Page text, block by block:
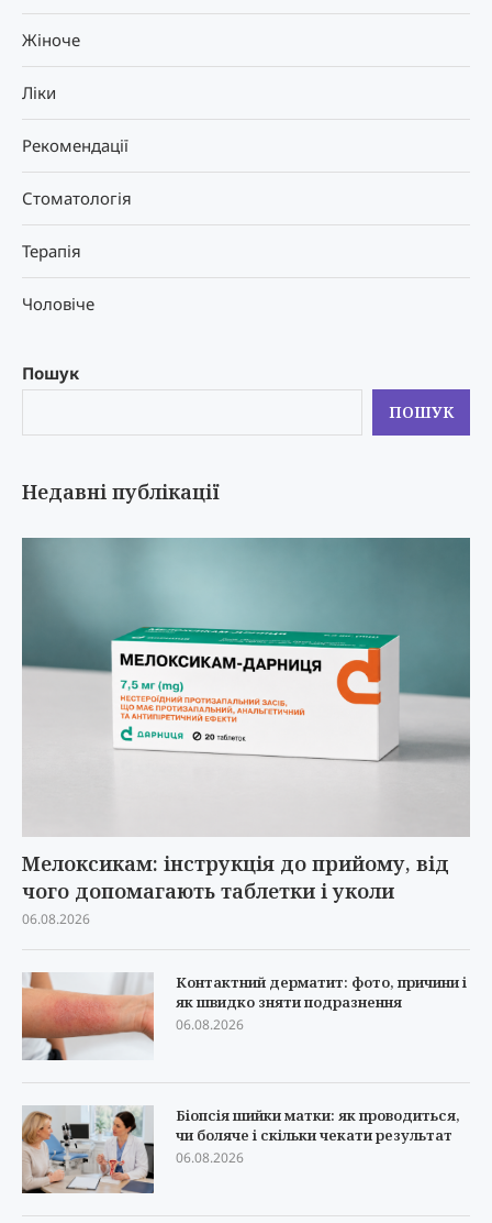
Пошук
ПОШУК
Недавні публікації
Мелоксикам: інструкція до прийому, від
чого допомагають таблетки і уколи
06.08.2026
Контактний дерматит: фото, причини і
як швидко зняти подразнення
06.08.2026
Біопсія шийки матки: як проводиться,
чи боляче і скільки чекати результат
06.08.2026
Жіноче
Ліки
Рекомендації
Стоматологія
Терапія
Чоловіче